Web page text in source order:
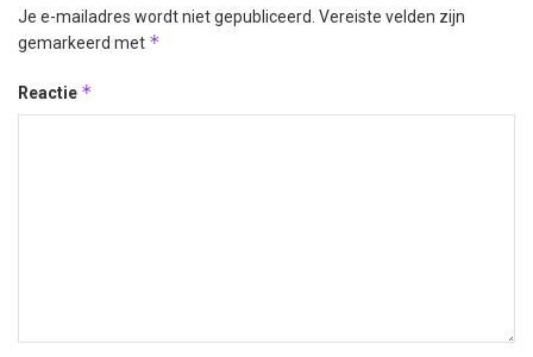
Je e-mailadres wordt niet gepubliceerd. Vereiste velden zijn
gemarkeerd met *
Reactie *